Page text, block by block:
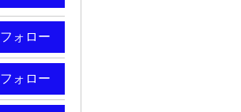
フォロー
フォロー